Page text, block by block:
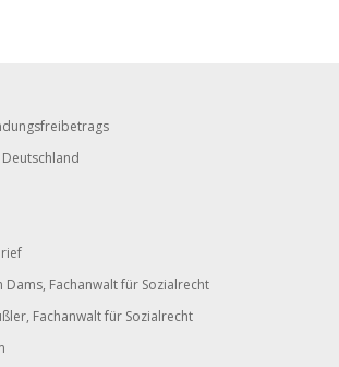
Dams, Fachanwalt für Sozialrecht
Fachanwalt für Sozialrecht